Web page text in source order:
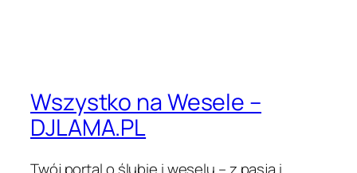
Wszystko na Wesele –
DJLAMA.PL